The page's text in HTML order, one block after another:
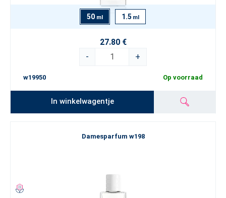
50 ml 1.5 ml
27.80 €
-
+
w19950 Op voorraad
In winkelwagentje
Damesparfum w198